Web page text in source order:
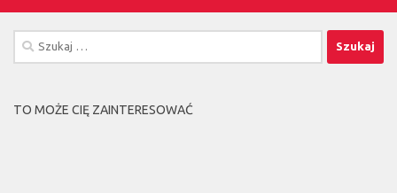
Szukaj:
TO MOŻE CIĘ ZAINTERESOWAĆ